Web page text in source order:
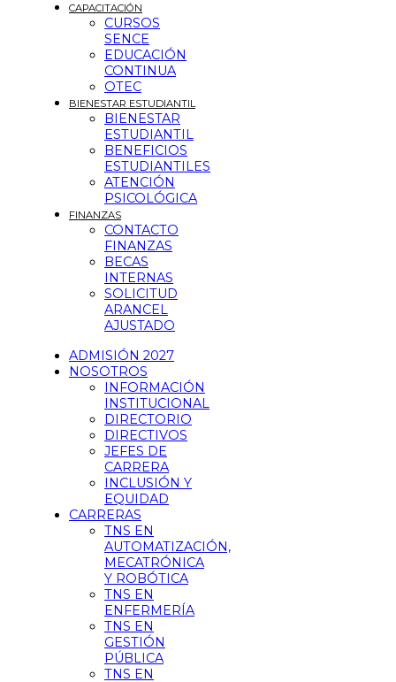
CAPACITACIÓN
CURSOS
SENCE
EDUCACIÓN
CONTINUA
OTEC
BIENESTAR ESTUDIANTIL
BIENESTAR
ESTUDIANTIL
BENEFICIOS
ESTUDIANTILES
ATENCIÓN
PSICOLÓGICA
FINANZAS
CONTACTO
FINANZAS
BECAS
INTERNAS
SOLICITUD
ARANCEL
AJUSTADO
ADMISIÓN 2027
NOSOTROS
INFORMACIÓN
INSTITUCIONAL
DIRECTORIO
DIRECTIVOS
JEFES DE
CARRERA
INCLUSIÓN Y
EQUIDAD
CARRERAS
TNS EN
AUTOMATIZACIÓN,
MECATRÓNICA
Y ROBÓTICA
TNS EN
ENFERMERÍA
TNS EN
GESTIÓN
PÚBLICA
TNS EN